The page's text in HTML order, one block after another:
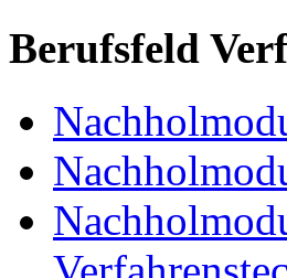
Berufsfeld